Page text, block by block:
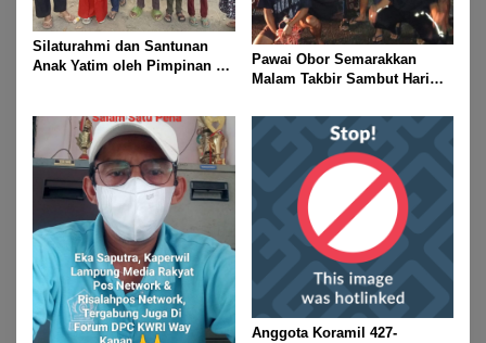
Silaturahmi dan Santunan
Anak Yatim oleh Pimpinan PT
Pawai Obor Semarakkan
Malam Takbir Sambut Hari
M, Di Kampung Simpang
Asam, Kecamatan Banjit
Anggota Koramil 427-